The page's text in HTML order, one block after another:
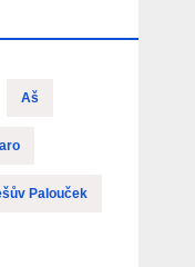
Aš
Palouček